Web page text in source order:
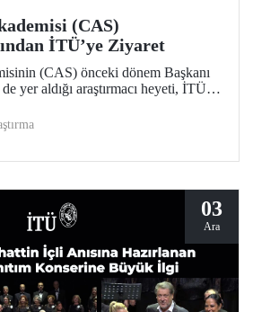
(CAS)
İTÜ’ye Ziyaret
(CAS) önceki dönem Başkanı
yer aldığı araştırmacı heyeti, İTÜ
CAS ve İTÜ arasındaki iş
03
Ara